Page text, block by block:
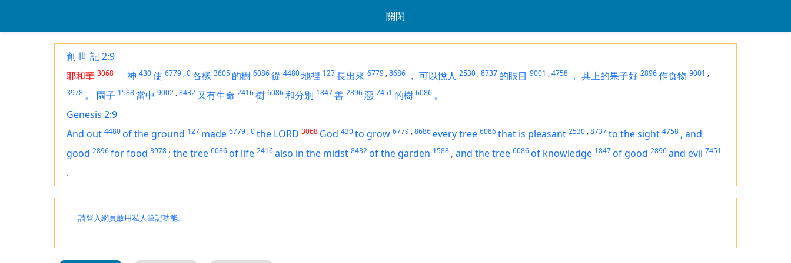
關閉
創 世 記 2:9
耶和華 3068 神 430使 6779 ,0各樣 3605 的樹 6086從 4480地裡 127長出來 6779 ,8686 ， 可以悅人 2530 ,8737 的眼目 9001 ,4758 ， 其上的果子好 2896作食物 9001 ,
3978 。 園子 1588當中 9002 ,8432 又有生命 2416樹 6086和分別 1847善 2896惡 7451 的樹 6086 。
Genesis 2:9
And out 4480of the ground 127 made 6779 ,0the LORD 3068 God 430to grow 6779 ,8686every tree 6086that is pleasant 2530 ,8737to the sight 4758 , and
good 2896for food 3978 ; the tree 6086of life 2416also in the midst 8432of the garden 1588 , and the tree 6086of knowledge 1847of good 2896and evil 7451
.
請登入網頁啟用私人筆記功能。